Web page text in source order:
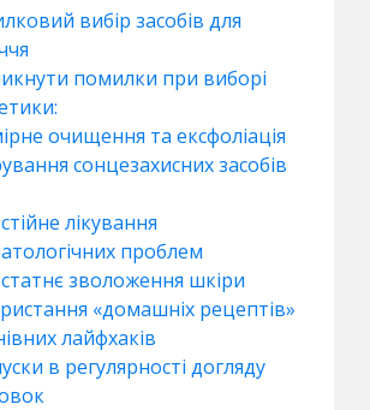
вибір засобів для
помилки при виборі
очищення та ексфоліація
сонцезахисних засобів
лікування
проблем
зволоження шкіри
«домашніх рецептів»
лайфхаків
в регулярності догляду